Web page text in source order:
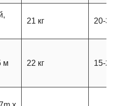
21 кг 20-
м 22 кг 15-